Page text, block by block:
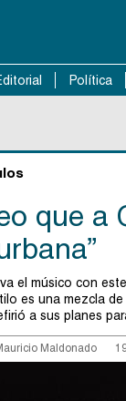
Política
que
el músico con
es una mezcla
a sus planes
Maldonado